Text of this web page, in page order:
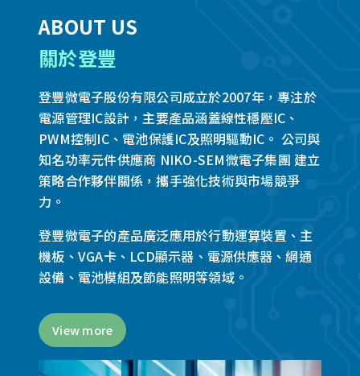
ABOUT US
關於登豐
登豐微電子股份有限公司成立於2007年，專注於
電源管理IC設計，主要產品涵蓋線性穩壓IC、
PWM控制IC、電池保護IC及照明驅動IC。 公司與
知名功率元件供應商 NIKO-SEM微電子集團 建立
策略合作夥伴關係，攜手強化技術與市場競爭
力。
登豐微電子的產品廣泛應用於行動運算裝置、主
機板、VGA卡、LCD顯示器、電源供應器、網通
設備、電池模組及節能照明等領域。
View more